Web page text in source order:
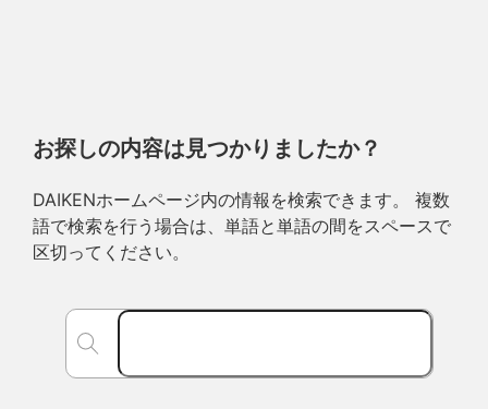
お探しの内容は見つかりましたか？
DAIKENホームページ内の情報を検索できます。 複数
語で検索を行う場合は、単語と単語の間をスペースで
区切ってください。